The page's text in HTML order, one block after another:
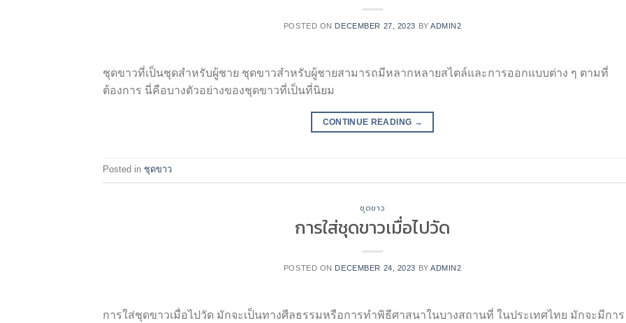
POSTED ON DECEMBER 27, 2023 BYADMIN2
ชุดขาวที่เป็นชุดสำหรับผู้ชาย ชุดขาวสำหรับผู้ชายสามารถมีหลากหลายสไตล์และการออกแบบต่าง ๆ ตามที่
ต้องการ นี่คือบางตัวอย่างของชุดขาวที่เป็นที่นิยม
CONTINUE READING →
Posted in ชุดขาว
ชุดขาว
การใส่ชุดขาวเมื่อไปวัด
POSTED ON DECEMBER 24, 2023 BYADMIN2
การใส่ชุดขาวเมื่อไปวัด มักจะเป็นทางศีลธรรมหรือการทำพิธีศาสนาในบางสถานที่ ในประเทศไทย มักจะมีการ